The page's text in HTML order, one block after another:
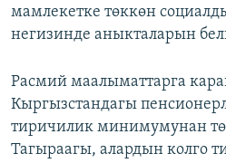
мамлекетке төккөн
негизинде аныкталарын
Расмий маалыматтарга
Кыргызстандагы
тиричилик минимумунан
Тагыраагы, алардын колго